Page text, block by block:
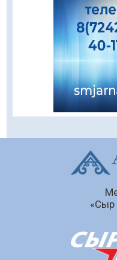
Даналықтың
шамшырағы
08.08.2026
Кенеге қарсы
жүргізілуде
07.08.2026
Сыбайлас
Аумақтан тыс
ашықтығы мен